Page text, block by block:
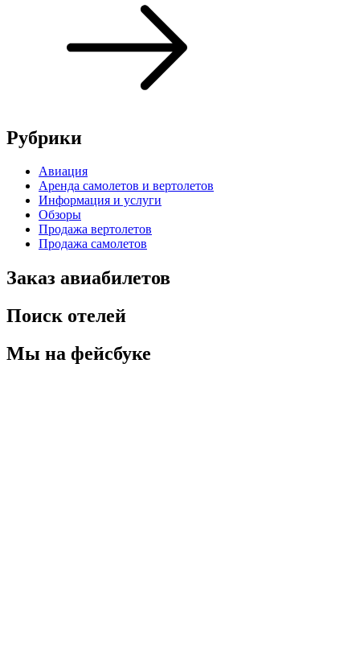
Рубрики
Авиация
Аренда самолетов и вертолетов
Информация и услуги
Обзоры
Продажа вертолетов
Продажа самолетов
Заказ авиабилетов
Поиск отелей
Мы на фейсбуке